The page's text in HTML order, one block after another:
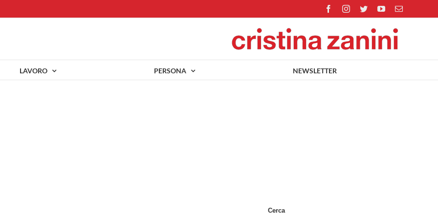
FacebookInstagram
TwitterYouTubeEmail
LAVORO PERSONA NEWSLETTER
Cerca